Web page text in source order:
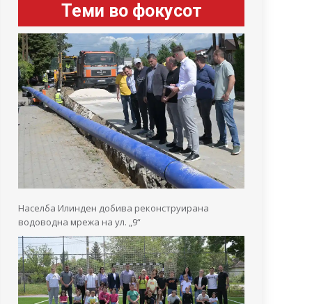
Теми во фокусот
Населба Илинден добива реконструирана
водоводна мрежа на ул. „9“